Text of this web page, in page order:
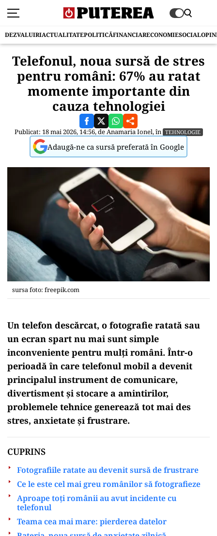
DEZVALUIRIACTUALITATEPOLITICĂFINANCIARECONOMIESOCIAL
Telefonul, noua sursă de stres
pentru români: 67% au ratat
momente importante din
cauza tehnologiei
Publicat: 18 mai 2026, 14:56, deAnamaria Ionel, în TEHNOLOGIE
Adaugă-ne ca sursă preferată în Google
sursa foto: freepik.com
Un telefon descărcat, o fotografie ratată sau
un ecran spart nu mai sunt simple
inconveniente pentru mulți români. Într-o
perioadă în care telefonul mobil a devenit
principalul instrument de comunicare,
divertisment și stocare a amintirilor,
problemele tehnice generează tot mai des
stres, anxietate și frustrare.
CUPRINS
Fotografiile ratate au devenit sursă de frustrare
Ce le este cel mai greu românilor să fotografieze
Aproape toți românii au avut incidente cu
telefonul
Teama cea mai mare: pierderea datelor